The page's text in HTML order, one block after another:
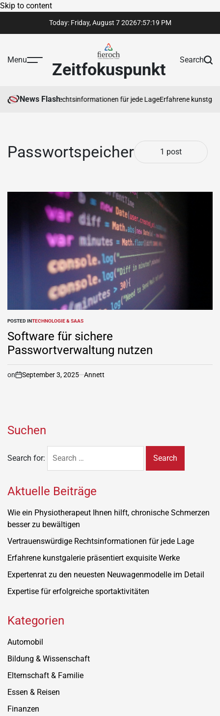
Skip to content
Today: Friday, August 7 20267:57:19 PM
Menu Zeitfokuspunkt Search
News FlashRechtsinformationen für jede LageErfahrene
Passwortspeicher 1 post
POSTED INTECHNOLOGIE & SAAS
Software für sichere
Passwortverwaltung nutzen
on September 3, 2025 Annett
Suchen
Search for:
Aktuelle Beiträge
Wie ein Physiotherapeut Ihnen hilft, chronische Schmerzen
besser zu bewältigen
Vertrauenswürdige Rechtsinformationen für jede Lage
Erfahrene kunstgalerie präsentiert exquisite Werke
Expertenrat zu den neuesten Neuwagenmodelle im Detail
Expertise für erfolgreiche sportaktivitäten
Kategorien
Automobil
Bildung & Wissenschaft
Elternschaft & Familie
Essen & Reisen
Finanzen